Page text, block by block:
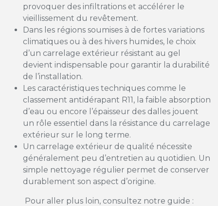
provoquer des infiltrations et accélérer le
vieillissement du revêtement.
Dans les régions soumises à de fortes variations
climatiques ou à des hivers humides, le choix
d’un carrelage extérieur résistant au gel
devient indispensable pour garantir la durabilité
de l’installation.
Les caractéristiques techniques comme le
classement antidérapant R11, la faible absorption
d’eau ou encore l’épaisseur des dalles jouent
un rôle essentiel dans la résistance du carrelage
extérieur sur le long terme.
Un carrelage extérieur de qualité nécessite
généralement peu d’entretien au quotidien. Un
simple nettoyage régulier permet de conserver
durablement son aspect d’origine.
Pour aller plus loin, consultez notre guide :